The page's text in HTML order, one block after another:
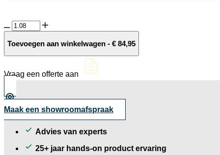
GeoCeramica®
60x60x4
Imola
Toevoegen aan winkelwagen - € 84,95
Vraag een offerte aan
Maak een showroomafspraak
Advies van experts
25+ jaar hands-on product ervaring